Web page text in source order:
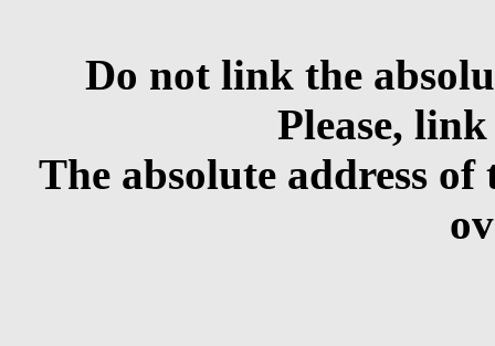
Do not link the
Please,
The absolute address